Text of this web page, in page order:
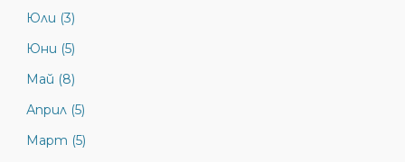
Юли (3)
Юни (5)
Май (8)
Април (5)
Март (5)